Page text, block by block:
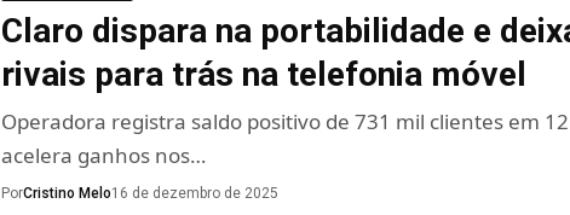
Claro dispara na portabilidade e
rivais para trás na telefonia móvel
Operadora registra saldo positivo de 731 mil clientes em
acelera ganhos nos…
PorCristino Melo16 de dezembro de 2025